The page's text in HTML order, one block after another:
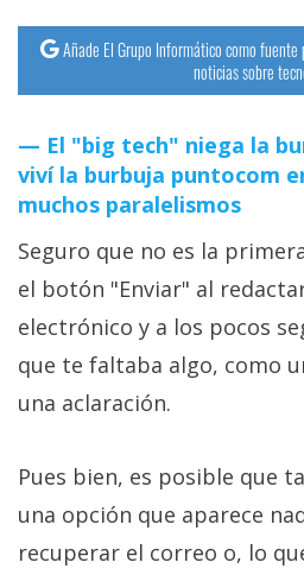
Añade El Grupo Informático como
noticias sobre
El "big tech" niega la
viví la burbuja puntocom
muchos paralelismos
Seguro que no es la
el botón "Enviar" al
electrónico y a los pocos
que te faltaba algo, como
una aclaración.
Pues bien, es posible que
una opción que aparece
recuperar el correo o, lo